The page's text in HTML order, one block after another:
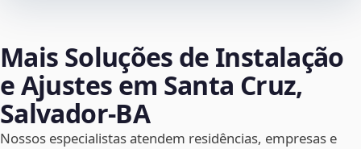
Mais Soluções de Instalação
e Ajustes em Santa Cruz,
Salvador‑BA
Nossos especialistas atendem residências, empresas e